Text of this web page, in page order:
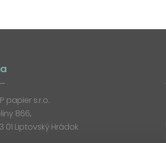
papier s.r.o.
866,
01 Liptovský Hrádok